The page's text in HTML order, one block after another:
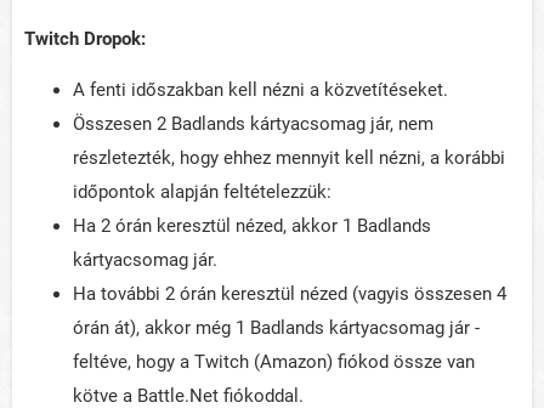
Twitch Dropok:
A fenti időszakban kell nézni a közvetítéseket.
Összesen 2 Badlands kártyacsomag jár, nem
részletezték, hogy ehhez mennyit kell nézni, a korábbi
időpontok alapján feltételezzük:
Ha 2 órán keresztül nézed, akkor 1 Badlands
kártyacsomag jár.
Ha további 2 órán keresztül nézed (vagyis összesen 4
órán át), akkor még 1 Badlands kártyacsomag jár -
feltéve, hogy a Twitch (Amazon) fiókod össze van
kötve a Battle.Net fiókoddal.